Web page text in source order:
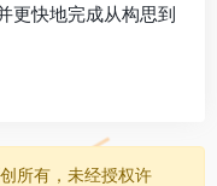
更快地完成从构思到
所有，未经授权许